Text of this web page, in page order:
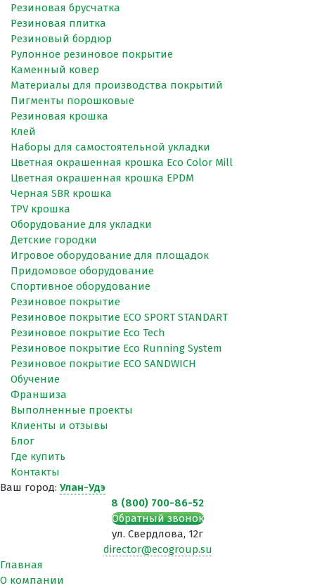
Резиновая брусчатка
Резиновая плитка
Резиновый бордюр
Рулонное резиновое покрытие
Каменный ковер
Материалы для производства покрытий
Пигменты порошковые
Резиновая крошка
Клей
Наборы для самостоятельной укладки
Цветная окрашенная крошка Eco Color Mill
Цветная окрашенная крошка EPDM
Черная SBR крошка
TPV крошка
Оборудование для укладки
Детские городки
Игровое оборудование для площадок
Придомовое оборудование
Спортивное оборудование
Резиновое покрытие
Резиновое покрытие ECO SPORT STANDART
Резиновое покрытие Eco Tech
Резиновое покрытие Eco Running System
Резиновое покрытие ECO SANDWICH
Обучение
Франшиза
Выполненные проекты
Клиенты и отзывы
Блог
Где купить
Контакты
Ваш город: Улан-Удэ
8 (800) 700-86-52
Обратный звонок
​ул. Свердлова, 12г
director@ecogroup.su
Главная
О компании